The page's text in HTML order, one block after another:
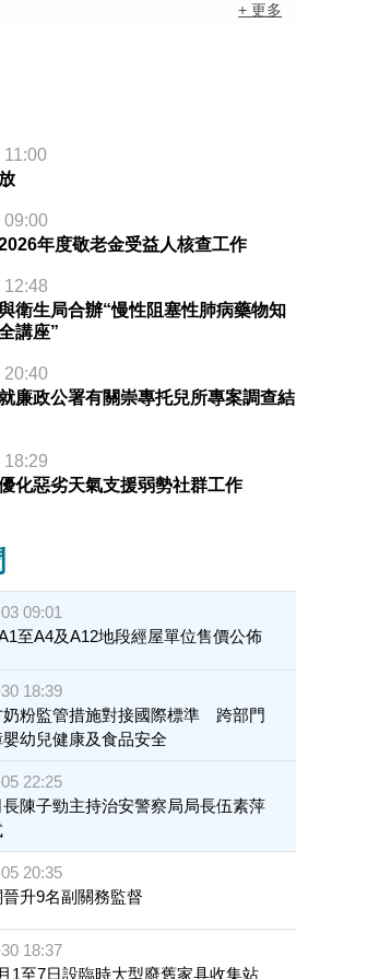
+ 更多
11:00
09:00
年度敬老金受益人核查工作
12:48
衛生局合辦“慢性阻塞性肺病藥物知
講座”
20:40
廉政公署有關崇專托兒所專案調查結
18:29
化惡劣天氣支援弱勢社群工作
09:01
至A4及A12地段經屋單位售價公佈
18:39
奶粉監管措施對接國際標準 跨部門
幼兒健康及食品安全
22:25
陳子勁主持治安警察局局長伍素萍
20:35
升9名副關務監督
18:37
1至7日設臨時大型廢舊家具收集站